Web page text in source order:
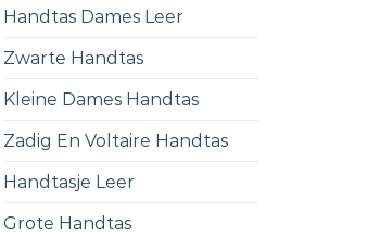
Handtas Dames Leer
Zwarte Handtas
Kleine Dames Handtas
Zadig En Voltaire Handtas
Handtasje Leer
Grote Handtas